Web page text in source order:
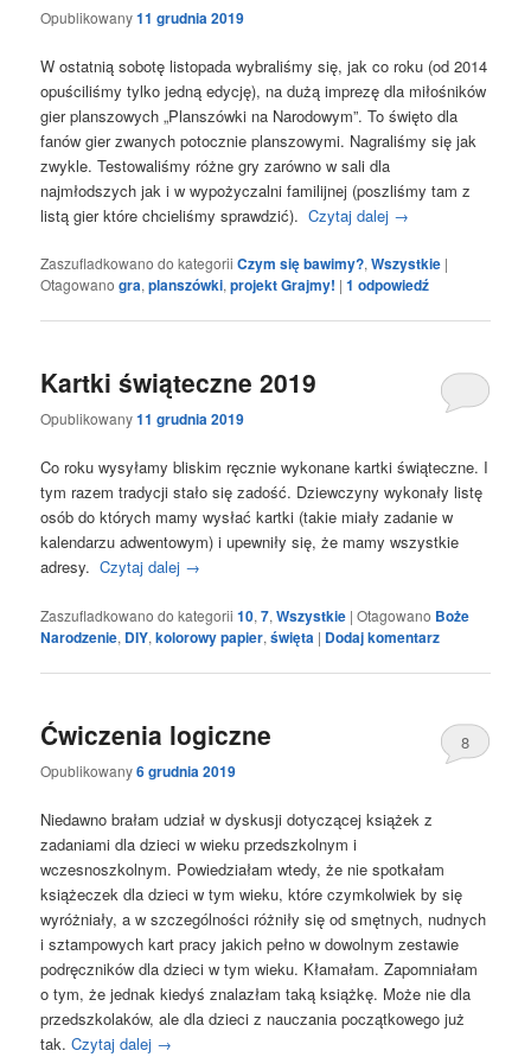
Opublikowany11 grudnia 2019
W ostatnią sobotę listopada wybraliśmy się, jak co roku (od 2014
opuściliśmy tylko jedną edycję), na dużą imprezę dla miłośników
gier planszowych „Planszówki na Narodowym”. To święto dla
fanów gier zwanych potocznie planszowymi. Nagraliśmy się jak
zwykle. Testowaliśmy różne gry zarówno w sali dla
najmłodszych jak i w wypożyczalni familijnej (poszliśmy tam z
listą gier które chcieliśmy sprawdzić).Czytaj dalej →
Zaszufladkowano do kategorii Czym się bawimy?,Wszystkie |
Otagowano gra,planszówki,projekt Grajmy! |1 odpowiedź
Kartki świąteczne 2019
Opublikowany11 grudnia 2019
Co roku wysyłamy bliskim ręcznie wykonane kartki świąteczne. I
tym razem tradycji stało się zadość. Dziewczyny wykonały listę
osób do których mamy wysłać kartki (takie miały zadanie w
kalendarzu adwentowym) i upewniły się, że mamy wszystkie
adresy.Czytaj dalej →
Zaszufladkowano do kategorii 10,7,Wszystkie |Otagowano Boże
Narodzenie, DIY,kolorowy papier,święta | Dodaj komentarz
Ćwiczenia logiczne
Opublikowany6 grudnia 2019
8
Niedawno brałam udział w dyskusji dotyczącej książek z
zadaniami dla dzieci w wieku przedszkolnym i
wczesnoszkolnym. Powiedziałam wtedy, że nie spotkałam
książeczek dla dzieci w tym wieku, które czymkolwiek by się
wyróżniały, a w szczególności różniły się od smętnych, nudnych
i sztampowych kart pracy jakich pełno w dowolnym zestawie
podręczników dla dzieci w tym wieku. Kłamałam. Zapomniałam
o tym, że jednak kiedyś znalazłam taką książkę. Może nie dla
przedszkolaków, ale dla dzieci z nauczania początkowego już
tak.Czytaj dalej →